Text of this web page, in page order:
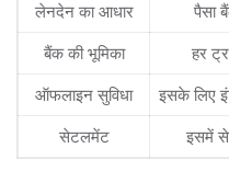
लेनदेन का आधार पैसा
बैंक की भूमिका हर
ऑफलाइन सुविधा इसके लिए
सेटलमेंट इसमें